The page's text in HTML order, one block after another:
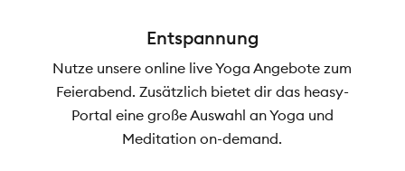
Entspannung
Nutze unsere online live Yoga Angebote zum
Feierabend. Zusätzlich bietet dir das heasy-
Portal eine große Auswahl an Yoga und
Meditation on-demand.